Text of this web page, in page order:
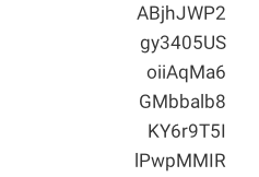
ABjhJWP2
gy3405US
oiiAqMa6
GMbbalb8
KY6r9T5I
lPwpMMIR